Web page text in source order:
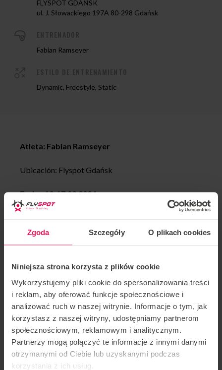
Zgoda Szczegóły O plikach cookies
Niniejsza strona korzysta z plików cookie
Wykorzystujemy pliki cookie do spersonalizowania treści
i reklam, aby oferować funkcje społecznościowe i
analizować ruch w naszej witrynie. Informacje o tym, jak
korzystasz z naszej witryny, udostępniamy partnerom
społecznościowym, reklamowym i analitycznym.
Partnerzy mogą połączyć te informacje z innymi danymi
otrzymanymi od Ciebie lub uzyskanymi podczas
korzystania z ich usług.
FLYSPOT GDAŃSK
ul. J. Słowackiego 197A 80-298 Gdańsk
Fabian Ramseyer
Dynamic, Freestyle, Static
Atleta: Fabian Ramseyer
Ubicación: Flyspot Gdańsk
Fecha:12-17.02.2024
vuelo dinámico, estático y libre
Más de 2000 horas en el túnel
Más de 10 años de coaching profesional en el túnel
Aproximadamente 2500 saltos
Ganador de numerosas competiciones, incluso como
compañero de equipo de Rafael Schwaiger.